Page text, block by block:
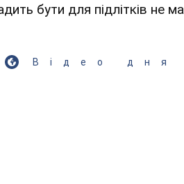
бути для підлітків не
Відео дня